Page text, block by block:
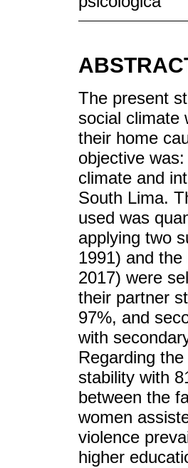
The present
social climate
their home
objective
climate and
South Lima.
used was
applying two
1991) and
2017) were
their partner
97%, and
with
Regarding
stability with
between the
women
violence
higher